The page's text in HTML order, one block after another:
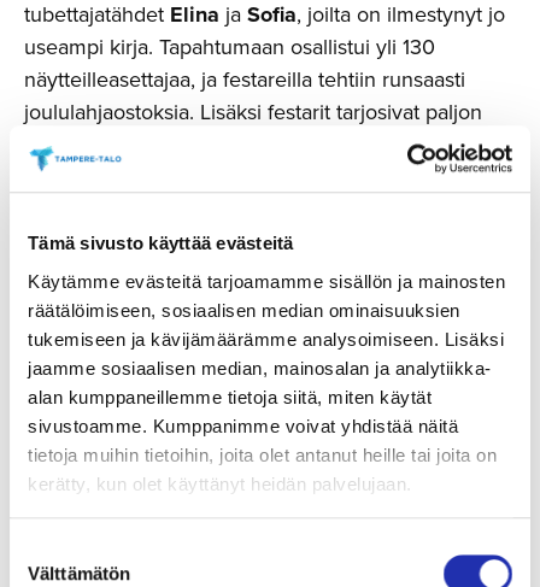
Tämä sivusto käyttää evästeitä
Käytämme evästeitä tarjoamamme sisällön ja mainosten
räätälöimiseen, sosiaalisen median ominaisuuksien
tukemiseen ja kävijämäärämme analysoimiseen. Lisäksi
jaamme sosiaalisen median, mainosalan ja analytiikka-
alan kumppaneillemme tietoja siitä, miten käytät
sivustoamme. Kumppanimme voivat yhdistää näitä
tietoja muihin tietoihin, joita olet antanut heille tai joita on
kerätty, kun olet käyttänyt heidän palvelujaan.
valinta
Välttämätön
tubettajatähdet Elina jaSofia, joilta on ilmestynyt jo
useampi kirja. Tapahtumaan osallistui yli 130
näytteilleasettajaa, ja festareilla tehtiin runsaasti
joululahjaostoksia. Lisäksi festarit tarjosivat paljon
muuta oheisohjelmaa, kuten satutuokioita,
pakopelihuoneen, Soturikissat-työpajan ja Vuoden
vilahdellut Herra Hakkaraisen hahmo ilahduttivat
nuorempaa yleisöä, aikuisille tervetulleen
taukopaikan tarjosivat Viiniä Nääs!-viinitapahtuma ja
Master of WineTuomas Meriluodonohjaamat
viinitastingit. Aulaklubilla ihastuttivat runoilijaHeli
Laaksosenluotsaama Runoklubi, sekä mm.
WestönjaMauri Kunnaksentähdittämä kirjailijoiden
oma bändi Nyrok Dolls. Festarilipun hintaan sisältyi
myös vierailu maailman ainoassa Muumimuseossa.
kiinnostunutta yleisöä